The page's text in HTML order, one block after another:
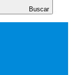
Buscar